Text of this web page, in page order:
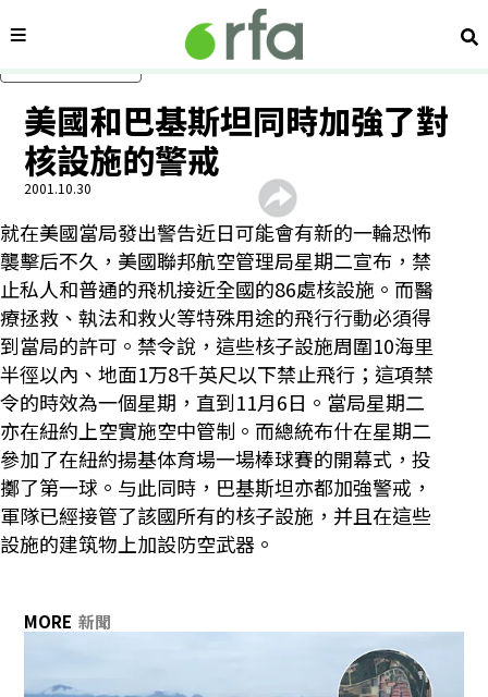
內容分類 搜
美國和巴基斯坦同時加強了對
核設施的警戒
2001.10.30
就在美國當局發出警告近日可能會有新的一輪恐怖
襲擊后不久，美國聯邦航空管理局星期二宣布，禁
止私人和普通的飛机接近全國的86處核設施。而醫
療拯救、執法和救火等特殊用途的飛行行動必須得
到當局的許可。禁令說，這些核子設施周圍10海里
半徑以內、地面1万8千英尺以下禁止飛行；這項禁
令的時效為一個星期，直到11月6日。當局星期二
亦在紐約上空實施空中管制。而總統布什在星期二
參加了在紐約揚基体育場一場棒球賽的開幕式，投
擲了第一球。与此同時，巴基斯坦亦都加強警戒，
軍隊已經接管了該國所有的核子設施，并且在這些
設施的建筑物上加設防空武器。
MORE 新聞